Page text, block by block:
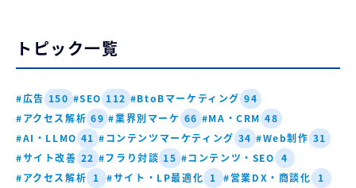
トピック一覧
#広告 150 #SEO 112 #BtoBマーケティング 94
#アクセス解析 69 #業界別マーケ 66 #MA・CRM 48
#AI・LLMO 41 #コンテンツマーケティング 34 #Web制作 31
#サイト改善 22 #フラり対談 15 #コンテンツ・SEO 4
#アクセス解析 1 #サイト・LP最適化 1 #営業DX・商談化 1